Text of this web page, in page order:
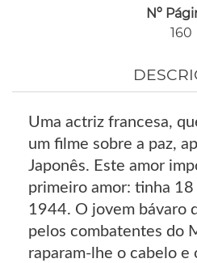
Nº
160
Uma actriz francesa,
um filme sobre a paz,
Japonês. Este amor
primeiro amor: tinha
1944. O jovem bávaro
pelos combatentes do
raparam-lhe o cabelo e